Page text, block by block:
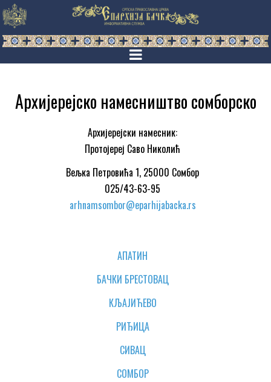
Архијерејско намесништво сомборско
Архијерејски намесник:
Протојереј Саво Николић
Вељка Петровића 1, 25000 Сомбор
025/43-63-95
arhnamsombor@eparhijabacka.rs
AПАТИН
БАЧКИ БРЕСТОВАЦ
КЉАЈИЋЕВО
РИЂИЦА
СИВАЦ
СОМБОР